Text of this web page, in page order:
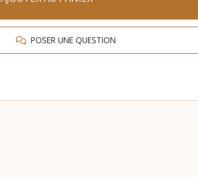
POSER UNE QUESTION